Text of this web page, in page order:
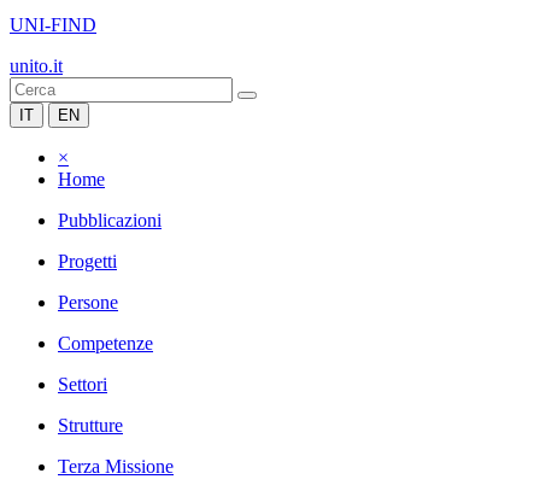
UNI-FIND
unito.it
IT EN
×
Home
Pubblicazioni
Progetti
Persone
Competenze
Settori
Strutture
Terza Missione